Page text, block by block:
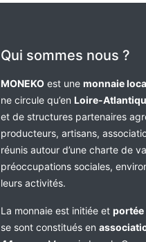
Qui sommes nous ?
MONEKO est une monnaie
ne circule qu’en Loire-
et de structures partenaires
producteurs, artisans,
réunis autour d’une charte de
préoccupations sociales,
leurs activités.
La monnaie est initiée et portée
se sont constitués en